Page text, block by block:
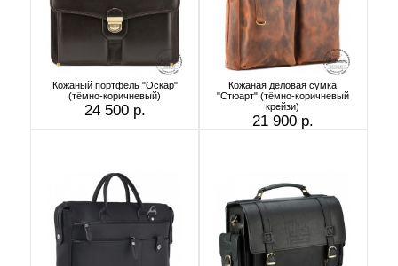
Кожаный портфель "Оскар"
(тёмно-коричневый)
24 500 р.
Кожаная деловая сумка
"Стюарт" (тёмно-коричневый
крейзи)
21 900 р.